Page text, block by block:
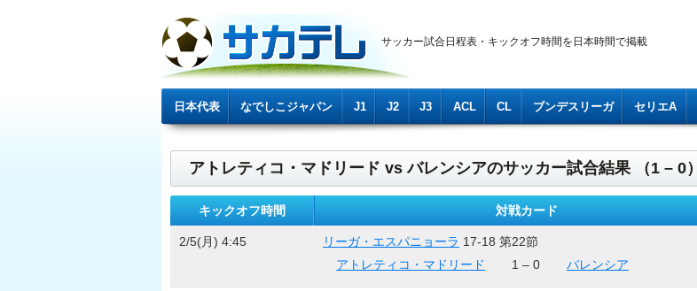
サッカー試合日程表・キックオフ時間を日本時間で掲載
日本代表 なでしこジャパン J1 J2 J3 ACL CL ブンデスリーガ セリエA
アトレティコ・マドリード vs バレンシアのサッカー試合結果 （1 – 0）
キックオフ時間 対戦カード
2/5(月) 4:45 リーガ・エスパニョーラ 17-18 第22節
アトレティコ・マドリード
1 – 0 バレンシア